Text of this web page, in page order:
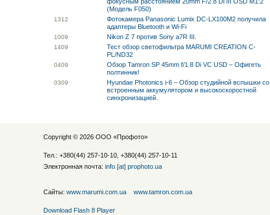
(Модель F050)
1312
Фотокамера Panasonic Lumix DC-LX100M2 получила
адаптеры Bluetooth и Wi-Fi
1009 Nikon Z 7 против Sony a7R III.
1409
Тест обзор светофильтра MARUMI CREATION C-
PL/ND32
0409
Обзор Tamron SP 45mm f/1.8 Di VC USD – Офигеть
полтинник!
0309
Hyundae Photonics i-6 – Обзор студийной вспышки со
встроенным аккумулятором и высокоскоростной
синхронизацией.
Copyright © 2026 ООО «Профото»
Тел.: +380(44) 257-10-10, +380(44) 257-10-11
Электронная почта: info [at] prophoto.ua
Сайты: www.marumi.com.ua www.tamron.com.ua
Download Flash 8 Player